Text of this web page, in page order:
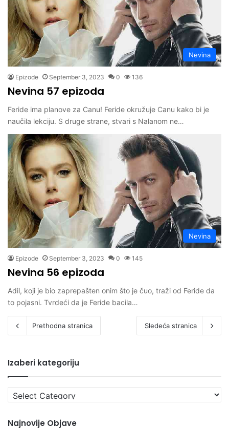
Nevina
Epizode September 3, 2023 0 136
Nevina 57 epizoda
Feride ima planove za Canu! Feride okružuje Canu kako bi je
naučila lekciju. S druge strane, stvari s Nalanom ne…
Nevina
Epizode September 3, 2023 0 145
Nevina 56 epizoda
Adil, koji je bio zaprepašten onim što je čuo, traži od Feride da
to pojasni. Tvrdeći da je Feride bacila…
Prethodna stranica Sledeća stranica
Izaberi kategoriju
Izaberi
kategoriju
Najnovije Objave